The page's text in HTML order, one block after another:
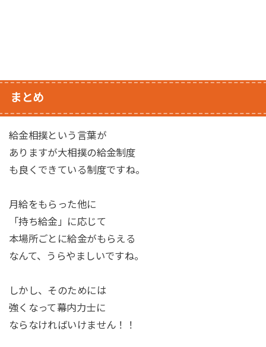
まとめ
給金相撲という言葉が
ありますが大相撲の給金制度
も良くできている制度ですね。
月給をもらった他に
「持ち給金」に応じて
本場所ごとに給金がもらえる
なんて、うらやましいですね。
しかし、そのためには
強くなって幕内力士に
ならなければいけません！！